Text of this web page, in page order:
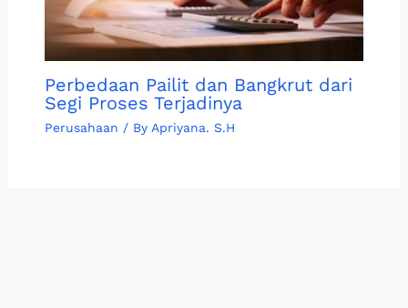
Perbedaan Pailit dan Bangkrut dari
Segi Proses Terjadinya
Perusahaan / By Apriyana. S.H